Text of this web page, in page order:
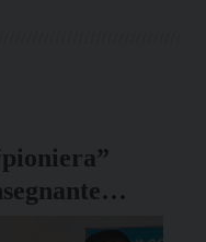
Il ricordo